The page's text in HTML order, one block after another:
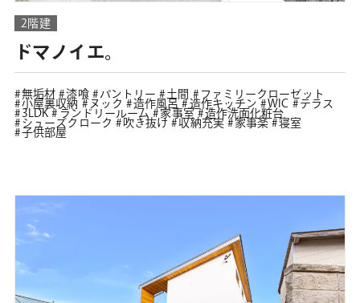
2階建
ドマノイエ。
無垢材 漆喰 パントリー 土間
ファミリークローゼット
小屋裏収納
ヌック 造作風呂 造作キッチン WIC
テラス
3LDK
ランドリールーム 家事室
造作洗面化粧台
シューズクローク
吹き抜け 収納充実 家事楽
寝室
子供部屋